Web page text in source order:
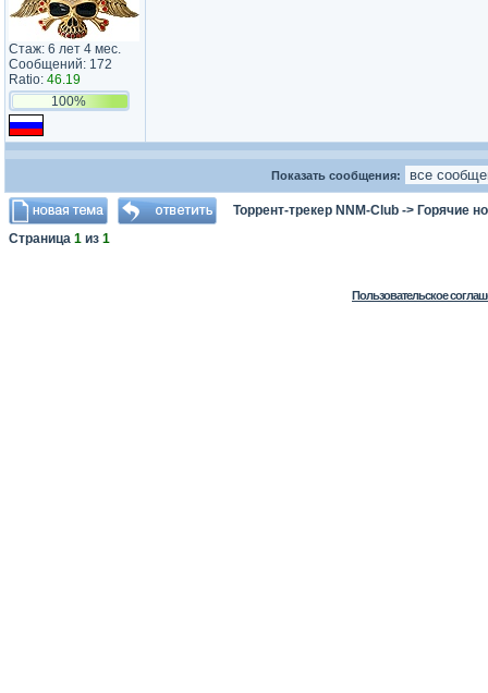
Стаж: 6 лет 4 мес.
Сообщений: 172
Ratio: 46.19
100%
Показать сообщения:
Торрент-трекер NNM-Club -> Горячие
Страница 1 из 1
Пользовательское